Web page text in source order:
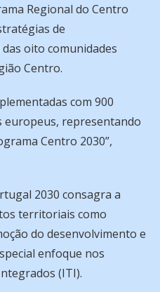
Regional do Centro
de
oito comunidades
Centro.
com 900
europeus, representando
Centro 2030”,
2030 consagra a
territoriais como
do desenvolvimento e
enfoque nos
(ITI).